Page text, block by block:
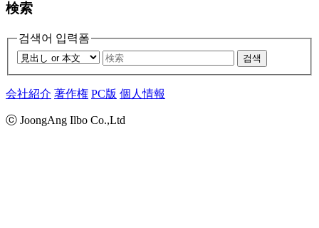
検索
검색어 입력폼
검색
会社紹介 著作権 PC版 個人情報
ⓒ JoongAng Ilbo Co.,Ltd